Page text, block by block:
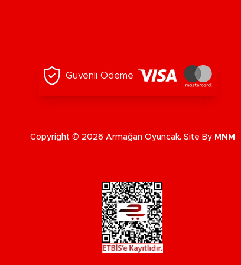
Güvenli Ödeme
Copyright © 2026 Armağan Oyuncak. Site By MNM